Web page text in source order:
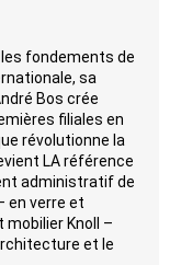
les fondements de
sa
Bos crée
filiales en
révolutionne la
LA référence
administratif de
en verre et
mobilier Knoll –
et le